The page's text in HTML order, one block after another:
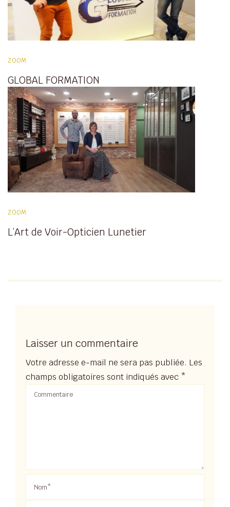
ZOOM
GLOBAL FORMATION
ZOOM
L’Art de Voir-Opticien Lunetier
Laisser un commentaire
Votre adresse e-mail ne sera pas publiée. Les
champs obligatoires sont indiqués avec *